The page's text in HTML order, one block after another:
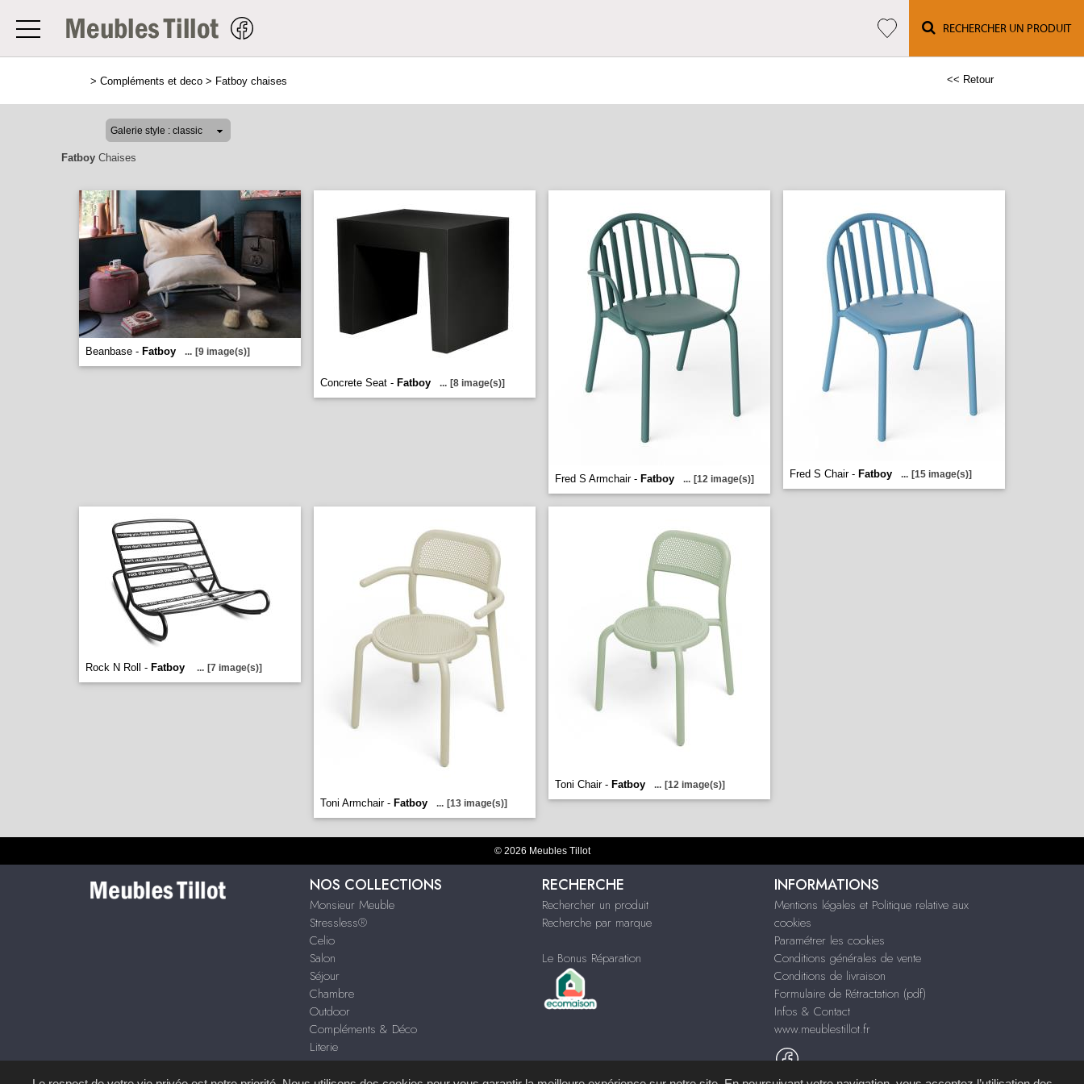
RECHERCHER UN PRODUIT
> Compléments et deco > Fatboy chaises << Retour
Fatboy Chaises
Beanbase - Fatboy ... [9 image(s)]
Concrete Seat - Fatboy ... [8 image(s)]
Fred S Armchair - Fatboy ... [12 image(s)] Fred S Chair - Fatboy ... [15 image(s)]
Rock N Roll - Fatboy ... [7 image(s)]
Toni Armchair - Fatboy ... [13 image(s)]
Toni Chair - Fatboy ... [12 image(s)]
© 2026 Meubles Tillot
NOS COLLECTIONS
Monsieur Meuble
Stressless®
Celio
Salon
Séjour
Chambre
Outdoor
Compléments & Déco
Literie
RECHERCHE
Rechercher un produit
Recherche par marque
Le Bonus Réparation
INFORMATIONS
Mentions légales et Politique relative aux
cookies
Paramétrer les cookies
Conditions générales de vente
Conditions de livraison
Formulaire de Rétractation (pdf)
Infos & Contact
www.meublestillot.fr